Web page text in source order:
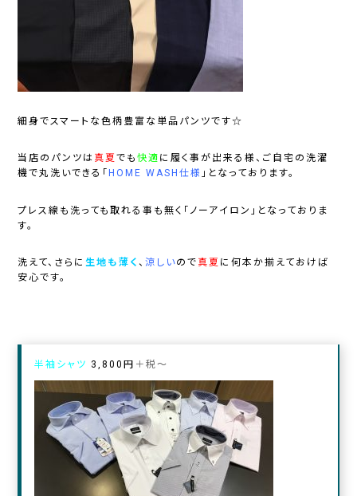
細身でスマートな色柄豊富な 単品パンツです☆
当店のパンツは 真夏でも快適 に履く事が出来る様、ご自宅の洗濯
機で丸洗いできる「 HOME WASH仕様 」となっております。
プレス線も洗っても取れる事も無く「 ノーアイロン」 となっておりま
す。
洗えて、さらに生地も薄く 、涼しいので 真夏 に何本か揃えておけば
安心です。
半袖シャツ 3,800円 ＋税〜